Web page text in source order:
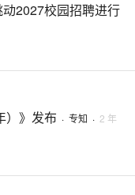
动2027校园招聘进行
）》发布 · 专知 · 2 年